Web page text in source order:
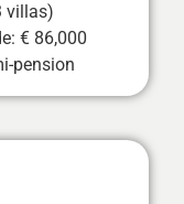
villas)
€ 86,000
pension